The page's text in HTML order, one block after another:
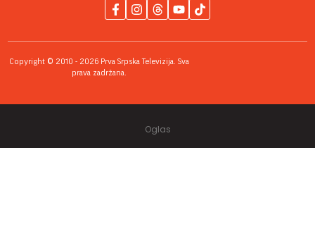
Copyright © 2010 - 2026 Prva Srpska Televizija. Sva
prava zadržana.